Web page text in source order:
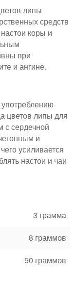
липы
средств
коры и
при
и ангине.
цветов липы для
с сердечной
и
усиливается
настои и чаи
3 грамма
8 граммов
50 граммов